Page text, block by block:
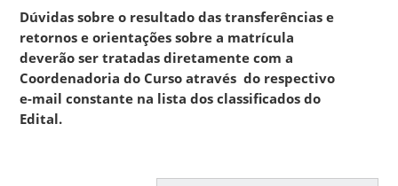
Dúvidas sobre o resultado das transferências e
retornos e orientações sobre a matrícula
deverão ser tratadas diretamente com a
Coordenadoria do Curso através do respectivo
e-mail constante na lista dos classificados do
Edital.